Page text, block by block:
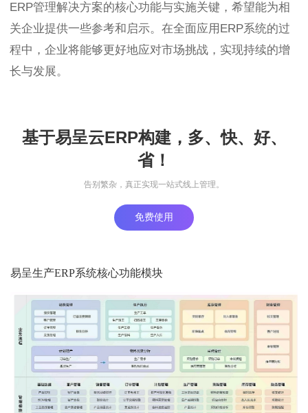
ERP管理解决方案的核心功能与实施关键，希望能为相
关企业提供一些参考和启示。在全面应用ERP系统的过
程中，企业将能够更好地应对市场挑战，实现持续的增
长与发展。
基于易呈云ERP构建，多、快、好、
省！
告别繁杂，真正实现一站式线上管理。
免费使用
易呈生产ERP系统核心功能模块